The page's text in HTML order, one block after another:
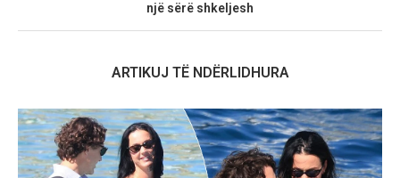
një sërë shkeljesh
ARTIKUJ TË NDËRLIDHURA